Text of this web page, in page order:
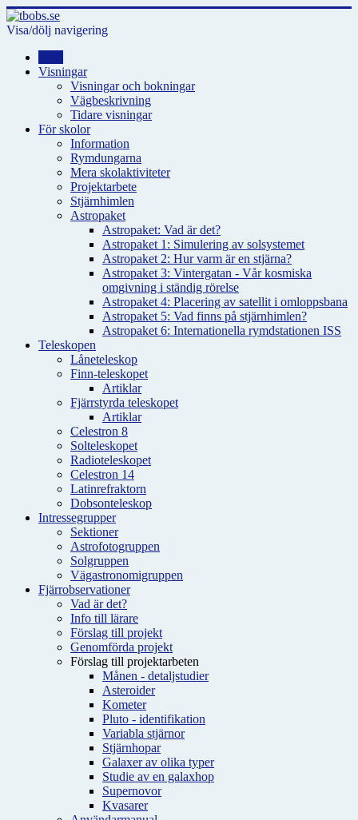
Visa/dölj navigering
Visningar
Visningar och bokningar
Vägbeskrivning
Tidare visningar
För skolor
Information
Rymdungarna
Mera skolaktiviteter
Projektarbete
Stjärnhimlen
Astropaket
Astropaket: Vad är det?
Astropaket 1: Simulering av solsystemet
Astropaket 2: Hur varm är en stjärna?
Astropaket 3: Vintergatan - Vår kosmiska
omgivning i ständig rörelse
Astropaket 4: Placering av satellit i omloppsbana
Astropaket 5: Vad finns på stjärnhimlen?
Astropaket 6: Internationella rymdstationen ISS
Teleskopen
Låneteleskop
Finn-teleskopet
Artiklar
Fjärrstyrda teleskopet
Artiklar
Celestron 8
Solteleskopet
Radioteleskopet
Celestron 14
Latinrefraktorn
Dobsonteleskop
Intressegrupper
Sektioner
Astrofotogruppen
Solgruppen
Vägastronomigruppen
Fjärrobservationer
Vad är det?
Info till lärare
Förslag till projekt
Genomförda projekt
Förslag till projektarbeten
Månen - detaljstudier
Asteroider
Kometer
Pluto - identifikation
Variabla stjärnor
Stjärnhopar
Galaxer av olika typer
Studie av en galaxhop
Supernovor
Kvasarer